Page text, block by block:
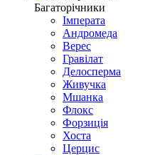
Багаторічники
Імперата
Андромеда
Верес
Гравілат
Делосперма
Живучка
Мшанка
Флокс
Форзиція
Хоста
Церцис